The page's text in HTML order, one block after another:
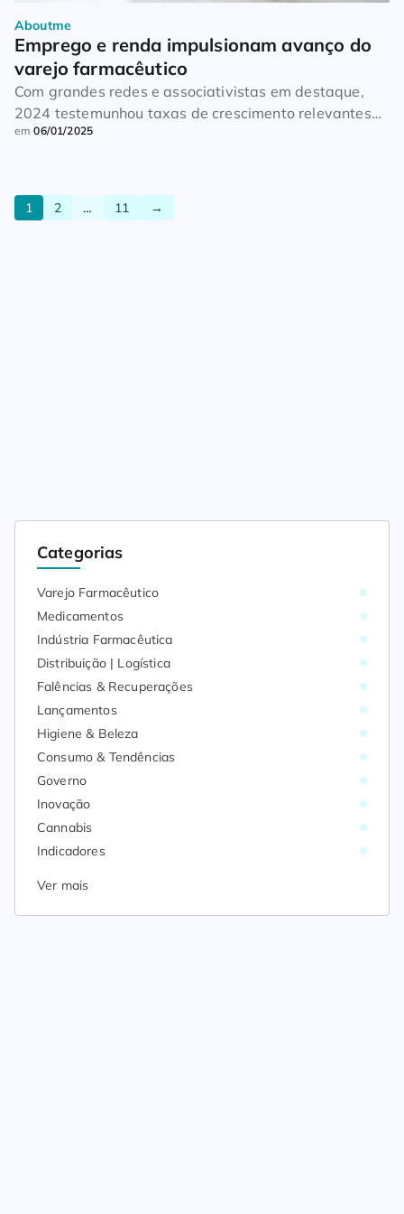
Aboutme
Emprego e renda impulsionam avanço do
varejo farmacêutico
Com grandes redes e associativistas em destaque,
2024 testemunhou taxas de crescimento relevantes
após dois anos de oscilações
em06/01/2025
1 2 … 11 →
Categorias
Varejo Farmacêutico
Medicamentos
Indústria Farmacêutica
Distribuição | Logística
Falências & Recuperações
Lançamentos
Higiene & Beleza
Consumo & Tendências
Governo
Inovação
Cannabis
Indicadores
Ver mais